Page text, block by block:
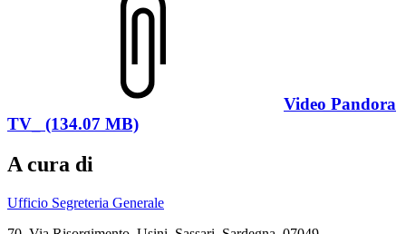
Video Pandora
TV_ (134.07 MB)
A cura di
Ufficio Segreteria Generale